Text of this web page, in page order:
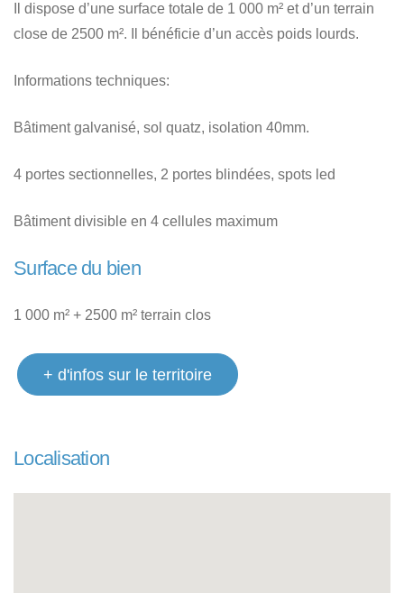
Il dispose d’une surface totale de 1 000 m² et d’un terrain
close de 2500 m². Il bénéficie d’un accès poids lourds.
Informations techniques:
Bâtiment galvanisé, sol quatz, isolation 40mm.
4 portes sectionnelles, 2 portes blindées, spots led
Bâtiment divisible en 4 cellules maximum
Surface du bien
1 000 m² + 2500 m² terrain clos
+ d'infos sur le territoire
Localisation